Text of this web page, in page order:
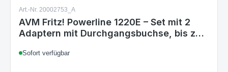
Art.-Nr. 20002753_A
AVM Fritz! Powerline 1220E – Set mit 2
Adaptern mit Durchgangsbuchse, bis zu
Sofort verfügbar